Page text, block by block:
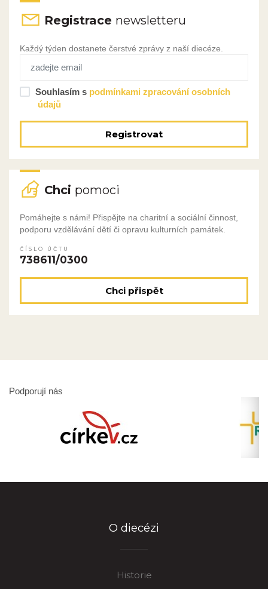
Registrace newsletteru
Každý týden dostanete čerstvé zprávy z naší diecéze.
Souhlasím s podmínkami zpracování osobních
údajů
Registrovat
Chci pomoci
Pomáhejte s námi! Přispějte na charitní a sociální činnost,
podporu vzdělávání dětí či opravu kulturních památek.
ČÍSLO ÚČTU
738611/0300
Chci přispět
Podporují nás
O diecézi
Historie